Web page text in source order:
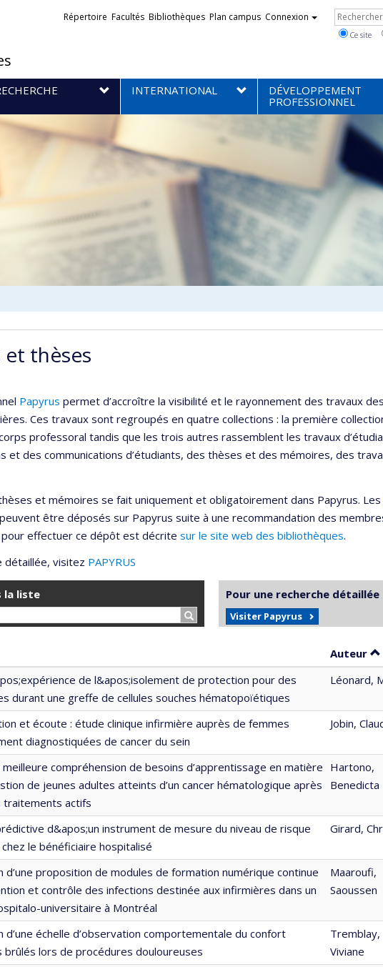
Liens
Répertoire Facultés Bibliothèques Plan campus Connexion
Ce site
INTERNATIONAL
DÉVELOPPEMENT
PROFESSIONNEL
thèses
Papyrus permet d’accroître la visibilité et le rayonnement des travaux
Ces travaux sont regroupés en quatre collections : la première
professoral tandis que les trois autres rassemblent les travaux
et des communications d’étudiants, des thèses et des mémoires, des
et mémoires se fait uniquement et obligatoirement dans Papyrus.
être déposés sur Papyrus suite à une recommandation des
effectuer ce dépôt est décrite sur le site web des bibliothèques.
détaillée, visitez PAPYRUS
la liste
Rechercher…
Pour une recherche détaillée
Visiter Papyrus
en ordre décroissant
par titre en ordre décroissant Auteur
de l&apos;isolement de protection pour des
durant une greffe de cellules souches hématopoïétiques
Léonard,
et écoute : étude clinique infirmière auprès de femmes
diagnostiquées de cancer du sein
Jobin,
meilleure compréhension de besoins d’apprentissage en matière
de jeunes adultes atteints d’un cancer hématologique après
traitements actifs
Hartono,
Benedicta
d&apos;un instrument de mesure du niveau de risque
le bénéficiaire hospitalisé
Girard,
d’une proposition de modules de formation numérique continue
et contrôle des infections destinée aux infirmières dans un
universitaire à Montréal
Maaroufi,
Saoussen
d’une échelle d’observation comportementale du confort
brûlés lors de procédures douloureuses
Tremblay,
Viviane